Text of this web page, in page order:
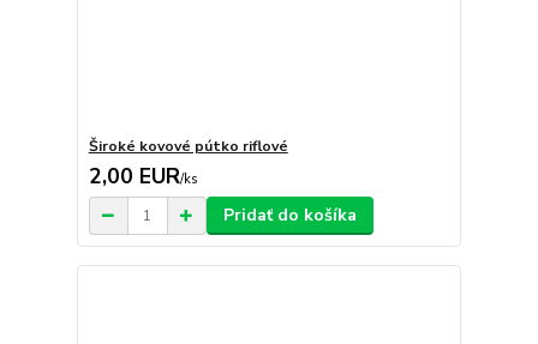
Široké kovové pútko riflové
2,00 EUR/ks
Pridať do košíka